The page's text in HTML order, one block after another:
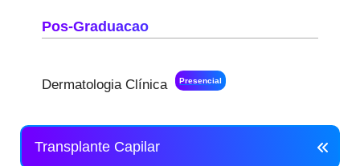
Pos-Graduacao
Dermatologia Clínica Presencial
Transplante Capilar